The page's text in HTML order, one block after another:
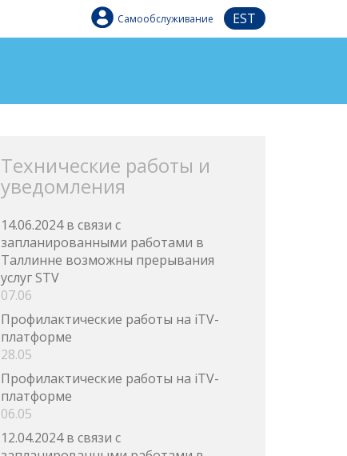
Самообслуживание EST
Технические работы и
уведомления
14.06.2024 в связи с
запланированными работами в
Таллинне возможны прерывания
услуг STV
07.06
Профилактические работы на iTV-
платформе
28.05
Профилактические работы на iTV-
платформе
06.05
12.04.2024 в связи с